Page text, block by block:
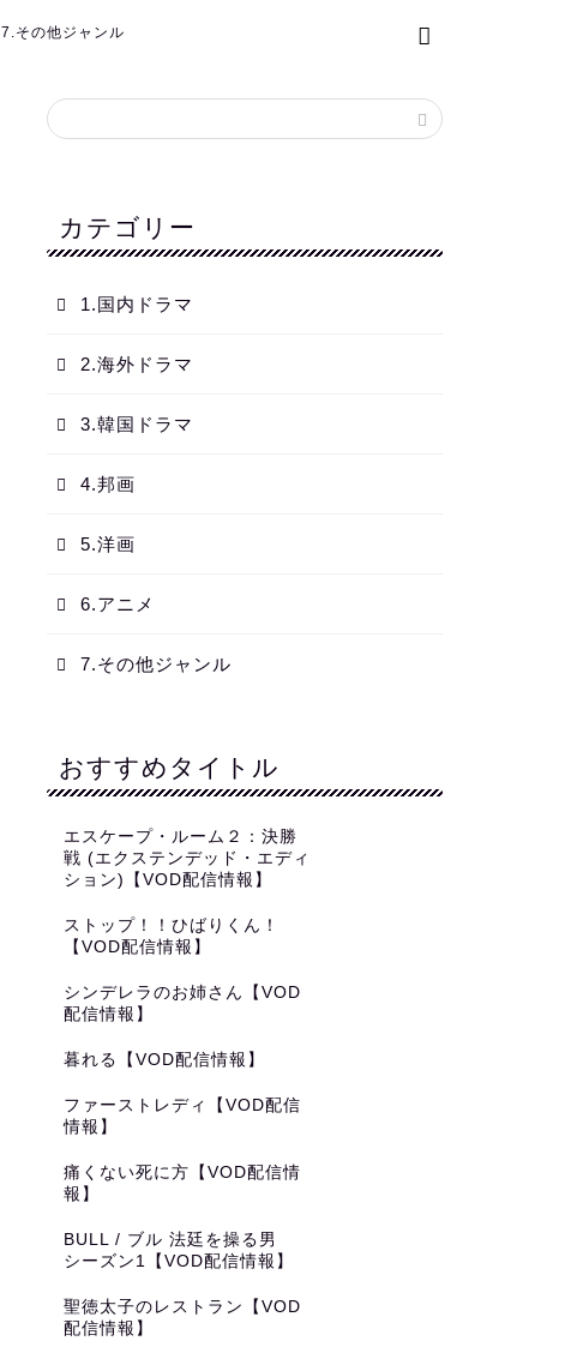
7.その他ジャンル
カテゴリー
1.国内ドラマ
2.海外ドラマ
3.韓国ドラマ
4.邦画
5.洋画
6.アニメ
7.その他ジャンル
おすすめタイトル
エスケープ・ルーム２：決勝
戦 (エクステンデッド・エディ
ション)【VOD配信情報】
ストップ！！ひばりくん！
【VOD配信情報】
シンデレラのお姉さん【VOD
配信情報】
暮れる【VOD配信情報】
ファーストレディ【VOD配信
情報】
痛くない死に方【VOD配信情
報】
BULL / ブル 法廷を操る男
シーズン1【VOD配信情報】
聖徳太子のレストラン【VOD
配信情報】